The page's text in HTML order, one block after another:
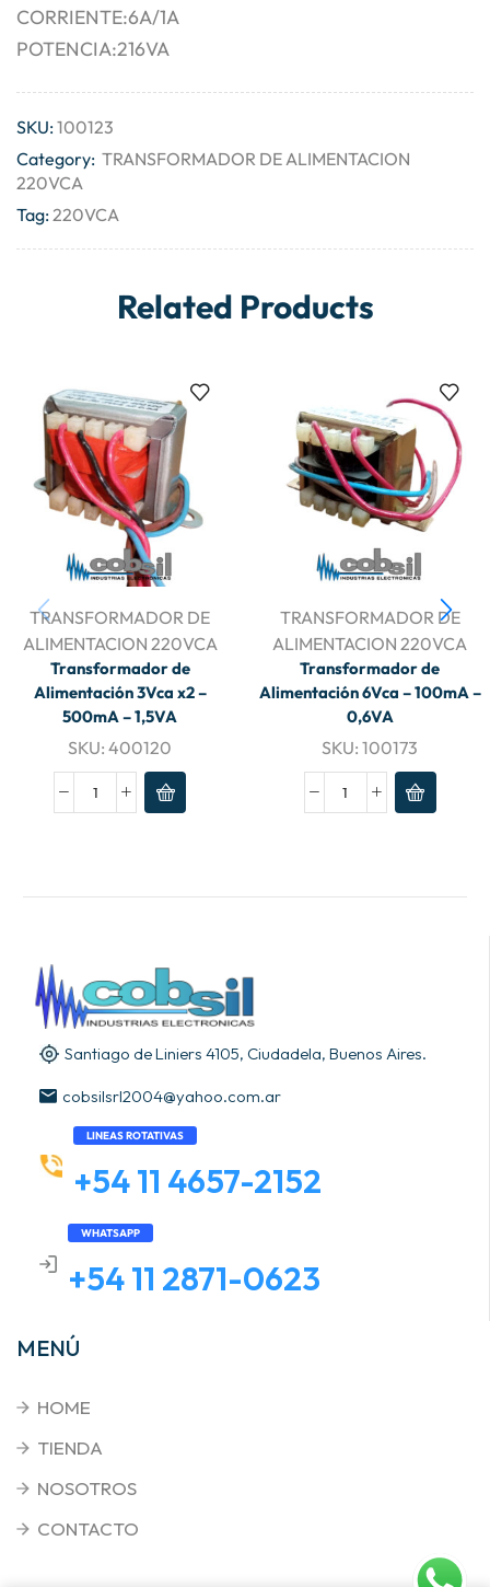
CORRIENTE:6A/1A
POTENCIA:216VA
SKU:100123
Category: TRANSFORMADOR DE ALIMENTACION
220VCA
Tag:220VCA
Related Products
TRANSFORMADOR DE
ALIMENTACION 220VCA
Transformador de
Alimentación 3Vca x2 –
500mA – 1,5VA
SKU:400120
TRANSFORMADOR DE
ALIMENTACION 220VCA
Transformador de
Alimentación 6Vca – 100mA –
0,6VA
SKU:100173
Santiago de Liniers 4105, Ciudadela, Buenos Aires.
cobsilsrl2004@yahoo.com.ar
LINEAS ROTATIVAS
+54 11 4657-2152
WHATSAPP
+54 11 2871-0623
MENÚ
HOME
TIENDA
NOSOTROS
CONTACTO